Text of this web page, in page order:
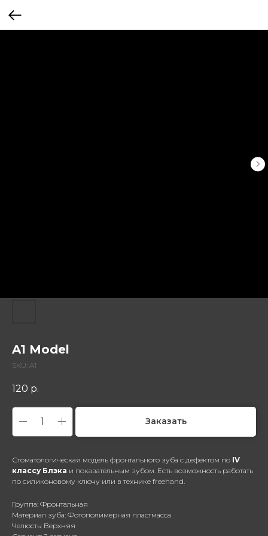
A1 Model
SKU: A1
120 р.
Заказать
Стоматологическая модель фронтального зуба с дефектом по IV
классу Блэка и показательным зубом. Есть возможность работать
по силиконовому ключу или в технике freehand.
Группа: Фронтальная
Материал зуба: Фотополимерная пластмасса
Челюсть: Верхняя